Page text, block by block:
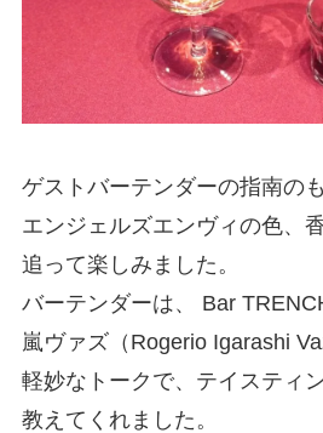
ゲストバーテンダーの指南の
エンジェルズエンヴィの色、
追って楽しみました。
バーテンダーは、 Bar
嵐ヴァズ（Rogerio Igarashi
軽妙なトークで、テイスティ
教えてくれました。